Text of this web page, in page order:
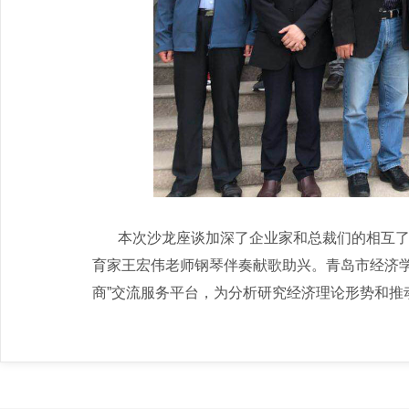
本次沙龙座谈加深了企业家和总裁们的相互了
育家王宏伟老师钢琴伴奏献歌助兴。青岛市经济
商”交流服务平台，为分析研究经济理论形势和